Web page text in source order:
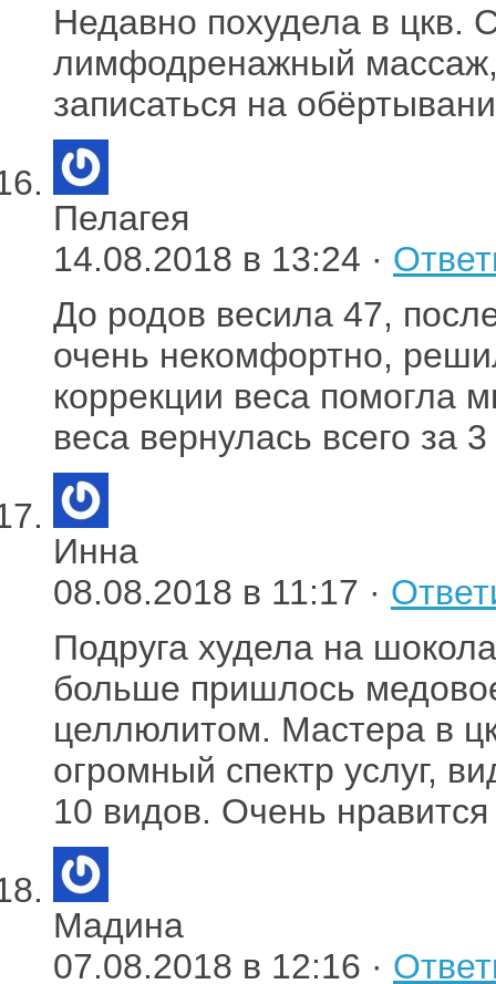
Недавно похудела в цкв.
лимфодренажный массаж,
записаться на
Пелагея
14.08.2018 в 13:24 ·
До родов весила 47,
очень некомфортно,
коррекции веса помогла
веса вернулась всего за
Инна
08.08.2018 в 11:17 ·
Подруга худела на
больше пришлось
целлюлитом. Мастера в
огромный спектр услуг,
10 видов. Очень нравится
Мадина
07.08.2018 в 12:16 ·